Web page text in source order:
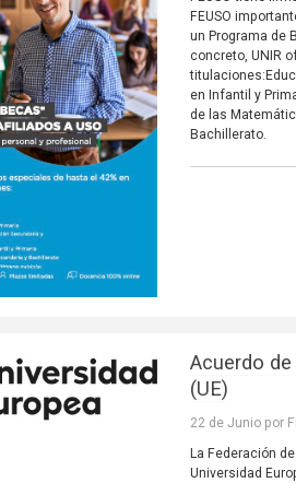
FEUSO
un Programa de
concreto, UNIR
en Infantil y
de las
Bachillerato.
Acuerdo
(UE)
22 de Junio por
La Federación
Universidad